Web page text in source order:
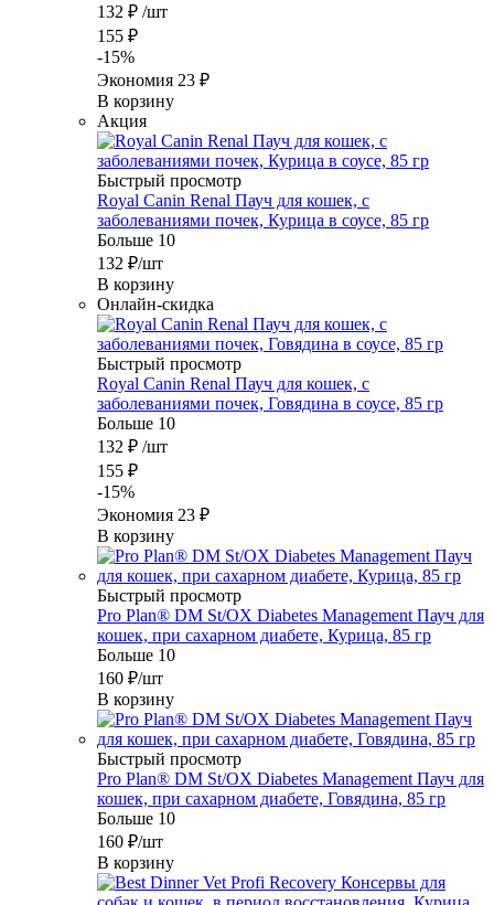
132 ₽ /шт
155 ₽
-15%
Экономия 23 ₽
В корзину
Акция
Быстрый просмотр
Royal Canin Renal Пауч для кошек, с
заболеваниями почек, Курица в соусе, 85 гр
Больше 10
132 ₽/шт
В корзину
Онлайн-скидка
Быстрый просмотр
Royal Canin Renal Пауч для кошек, с
заболеваниями почек, Говядина в соусе, 85 гр
Больше 10
132 ₽ /шт
155 ₽
-15%
Экономия 23 ₽
В корзину
Быстрый просмотр
Pro Plan® DM St/OX Diabetes Management Пауч для
кошек, при сахарном диабете, Курица, 85 гр
Больше 10
160 ₽/шт
В корзину
Быстрый просмотр
Pro Plan® DM St/OX Diabetes Management Пауч для
кошек, при сахарном диабете, Говядина, 85 гр
Больше 10
160 ₽/шт
В корзину